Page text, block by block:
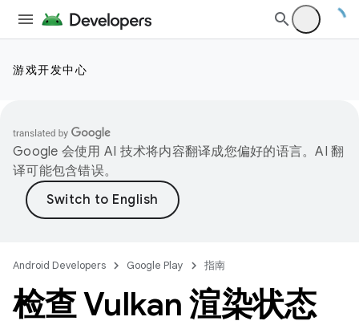
游戏开发中心
Google 会使用 AI 技术将内容翻译成您偏好的语言。AI 翻
译可能包含错误。
Android Developers Google Play 指南
检查 Vulkan 渲染状态